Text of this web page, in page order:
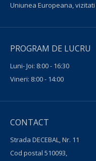
Uniunea Europeana, vizitati
PROGRAM DE LUCRU
Luni- Joi: 8:00 - 16:30
Vineri: 8:00 - 14:00
CONTACT
Strada DECEBAL, Nr. 11
Cod postal 510093,